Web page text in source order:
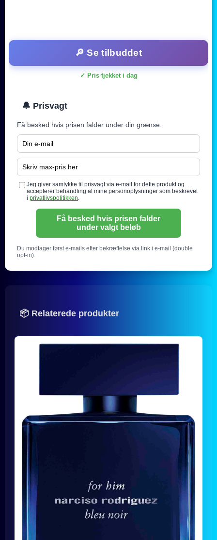
🔎 Se tilbuddet
✓ Pris tjekket i dag
🔔 Prisvagt
Få besked hvis prisen falder under din grænse.
Jeg giver samtykke til prisvagt via e-mail for dette produkt og
accepterer behandling af mine personoplysninger som beskrevet
i privatlivspolitikken.
Få besked hvis prisen falder
under valgt beløb
Du modtager først e-mails efter bekræftelse via link i e-mail (double
opt-in).
📦 Relaterede produkter